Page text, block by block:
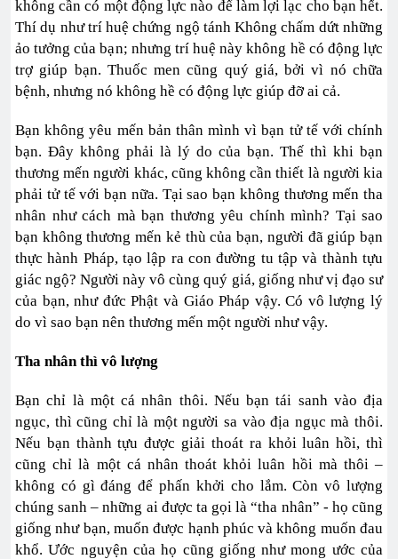
không cần có một động lực nào để làm lợi lạc cho bạn hết.
Thí dụ như trí huệ chứng ngộ tánh Không chấm dứt những
ảo tưởng của bạn; nhưng trí huệ này không hề có động lực
trợ giúp bạn. Thuốc men cũng quý giá, bởi vì nó chữa
bệnh, nhưng nó không hề có động lực giúp đỡ ai cả.
Bạn không yêu mến bản thân mình vì bạn tử tế với chính
bạn. Đây không phải là lý do của bạn. Thế thì khi bạn
thương mến người khác, cũng không cần thiết là người kia
phải tử tế với bạn nữa. Tại sao bạn không thương mến tha
nhân như cách mà bạn thương yêu chính mình? Tại sao
bạn không thương mến kẻ thù của bạn, người đã giúp bạn
thực hành Pháp, tạo lập ra con đường tu tập và thành tựu
giác ngộ? Người này vô cùng quý giá, giống như vị đạo sư
của bạn, như đức Phật và Giáo Pháp vậy. Có vô lượng lý
do vì sao bạn nên thương mến một người như vậy.
Tha nhân thì vô lượng
Bạn chỉ là một cá nhân thôi. Nếu bạn tái sanh vào địa
ngục, thì cũng chỉ là một người sa vào địa ngục mà thôi.
Nếu bạn thành tựu được giải thoát ra khỏi luân hồi, thì
cũng chỉ là một cá nhân thoát khỏi luân hồi mà thôi –
không có gì đáng để phấn khởi cho lắm. Còn vô lượng
chúng sanh – những ai được ta gọi là “tha nhân” - họ cũng
giống như bạn, muốn được hạnh phúc và không muốn đau
khổ. Ước nguyện của họ cũng giống như mong ước của